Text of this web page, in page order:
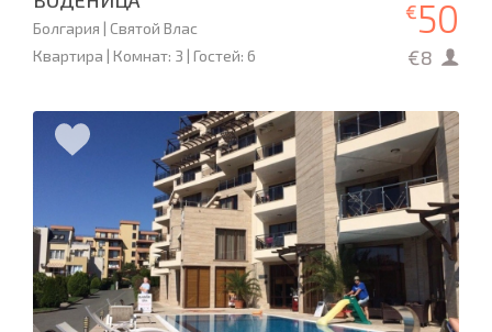
Болгария | Святой Влас
Квартира | Комнат: 3 | Гостей: 6
€50
€8